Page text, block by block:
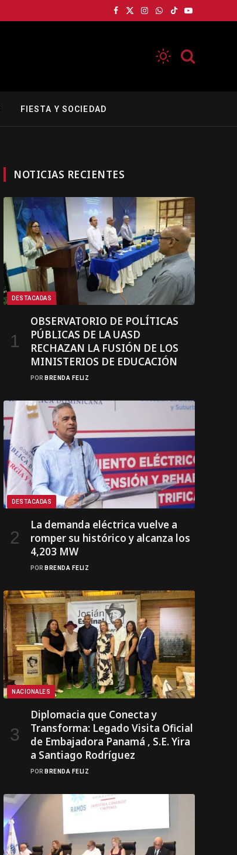
Facebook
X
Instagram
WhatsApp
TikTokYouTube
FIESTA Y SOCIEDAD
NOTICIAS RECIENTES
DESTACADAS
OBSERVATORIO DE POLÍTICAS
PÚBLICAS DE LA UASD
RECHAZAN LA FUSIÓN DE LOS
MINISTERIOS DE EDUCACIÓN
POR BRENDA FELIZ
DESTACADAS
La demanda eléctrica vuelve a
romper su histórico y alcanza los
4,203 MW
POR BRENDA FELIZ
NACIONALES
Diplomacia que Conecta y
Transforma: Legado Visita Oficial
de Embajadora Panamá , S.E. Yira
a Santiago Rodríguez
POR BRENDA FELIZ